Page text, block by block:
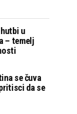
u
– temelj
se čuva
da se